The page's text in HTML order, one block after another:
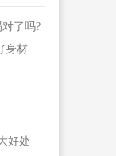
了吗?
身材
好处